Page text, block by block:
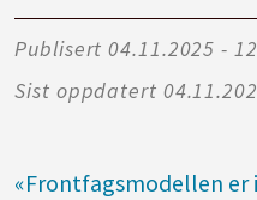
Publisert
04.11.2025 -
Sist oppdatert
«Frontfagsmodellen